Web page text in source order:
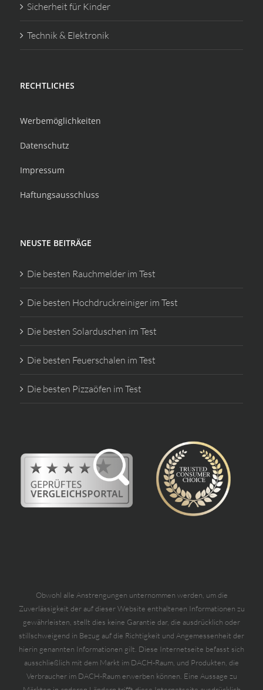
Sicherheit für Kinder
Technik & Elektronik
RECHTLICHES
Werbemöglichkeiten
Datenschutz
Impressum
Haftungsausschluss
NEUSTE BEITRÄGE
Die besten Rauchmelder im Test
Die besten Hochdruckreiniger im Test
Die besten Solarduschen im Test
Die besten Feuerschalen im Test
Die besten Pizzaöfen im Test
Obwohl alle Anstrengungen unternommen werden, um die
Zuverlässigkeit der auf dieser Website enthaltenen Informationen zu
gewährleisten, stellt dies keine Garantie dar, die ausdrücklich oder
stillschweigend in Bezug auf die Richtigkeit und Angemessenheit der
hierin genannten Informationen gilt. Diese Internetseite befasst sich
ausschließlich mit dem Markt im DACH-Raum, und Produkten, die
Verbraucher im DACH-Raum erwerben können. Eine Aussage zu